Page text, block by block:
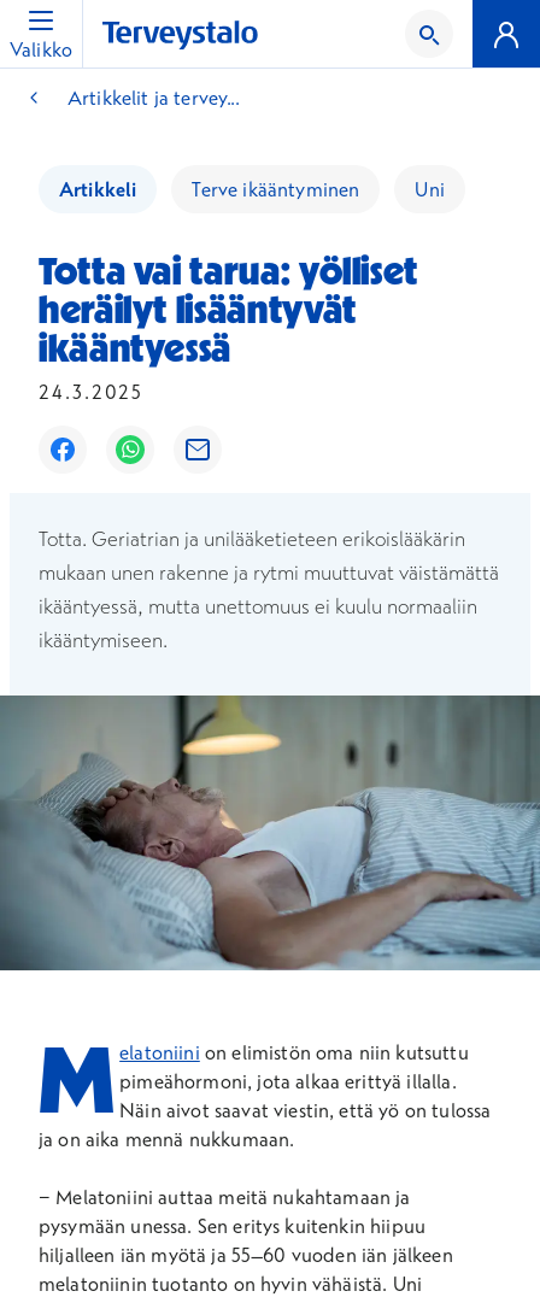
Valikko
Artikkelit ja tervey...
Artikkeli Terve ikääntyminen Uni
Totta vai tarua: yölliset
heräilyt lisääntyvät
ikääntyessä
24.3.2025
Avautuu uuteen ikkunaan
Avautuu uuteen ikkunaan
Avautuu uuteen ikkunaan
Totta. Geriatrian ja unilääketieteen erikoislääkärin
mukaan unen rakenne ja rytmi muuttuvat väistämättä
ikääntyessä, mutta unettomuus ei kuulu normaaliin
ikääntymiseen.
M elatoniini on elimistön oma niin kutsuttu
pimeähormoni, jota alkaa erittyä illalla.
Näin aivot saavat viestin, että yö on tulossa
ja on aika mennä nukkumaan.
− Melatoniini auttaa meitä nukahtamaan ja
pysymään unessa. Sen eritys kuitenkin hiipuu
hiljalleen iän myötä ja 55–60 vuoden iän jälkeen
melatoniinin tuotanto on hyvin vähäistä. Uni